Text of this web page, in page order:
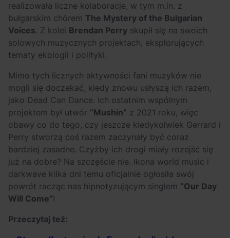
realizowała liczne kolaboracje, w tym m.in. z
bułgarskim chórem The Mystery of the Bulgarian
Voices. Z kolei Brendan Perry skupił się na swoich
solowych muzycznych projektach, eksplorujących
tematy ekologii i polityki.
Mimo tych licznych aktywności fani muzyków nie
mogli się doczekać, kiedy znowu usłyszą ich razem,
jako Dead Can Dance. Ich ostatnim wspólnym
projektem był utwór “Mushin” z 2021 roku, więc
obawy co do tego, czy jeszcze kiedykolwiek Gerrard i
Perry stworzą coś razem zaczynały być coraz
bardziej zasadne. Czyżby ich drogi miały rozejść się
już na dobre? Na szczęście nie. Ikona world music i
darkwave kilka dni temu oficjalnie ogłosiła swój
powrót racząc nas hipnotyzującym singlem “Our Day
Will Come”!
Przeczytaj też: